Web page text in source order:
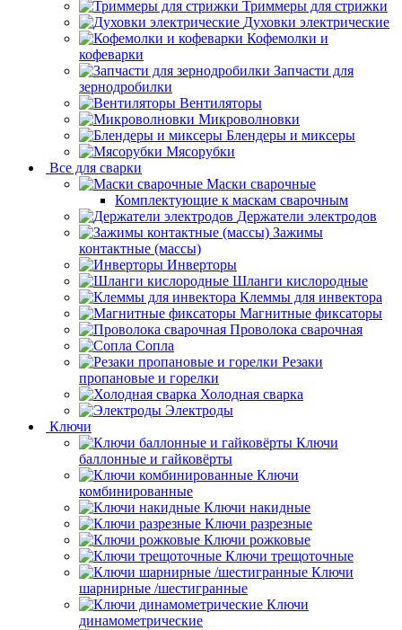
Триммеры для стрижки
Духовки электрические
Кофемолки и
кофеварки
Запчасти для
зернодробилки
Вентиляторы
Микроволновки
Блендеры и миксеры
Мясорубки
Все для сварки
Маски сварочные
Комплектующие к маскам сварочным
Держатели электродов
Зажимы
контактные (массы)
Инверторы
Шланги кислородные
Клеммы для инвектора
Магнитные фиксаторы
Проволока сварочная
Сопла
Резаки
пропановые и горелки
Холодная сварка
Электроды
Ключи
Ключи
баллонные и гайковёрты
Ключи
комбинированные
Ключи накидные
Ключи разрезные
Ключи рожковые
Ключи трещоточные
Ключи
шарнирные /шестигранные
Ключи
динамометрические